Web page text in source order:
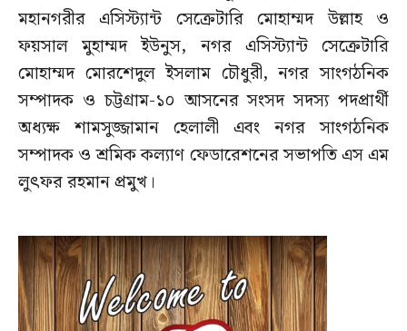
মহানগরীর এসিস্ট্যান্ট সেক্রেটারি মোহাম্মদ উল্লাহ ও
ফয়সাল মুহাম্মদ ইউনুস, নগর এসিস্ট্যান্ট সেক্রেটারি
মোহাম্মদ মোরশেদুল ইসলাম চৌধুরী, নগর সাংগঠনিক
সম্পাদক ও চট্টগ্রাম-১০ আসনের সংসদ সদস্য পদপ্রার্থী
অধ্যক্ষ শামসুজ্জামান হেলালী এবং নগর সাংগঠনিক
সম্পাদক ও শ্রমিক কল্যাণ ফেডারেশনের সভাপতি এস এম
লুৎফর রহমান প্রমুখ।